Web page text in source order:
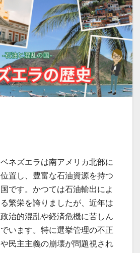
ベネズエラは南アメリカ北部に
位置し、豊富な石油資源を持つ
国です。かつては石油輸出によ
る繁栄を誇りましたが、近年は
政治的混乱や経済危機に苦しん
でいます。特に選挙管理の不正
や民主主義の崩壊が問題視され